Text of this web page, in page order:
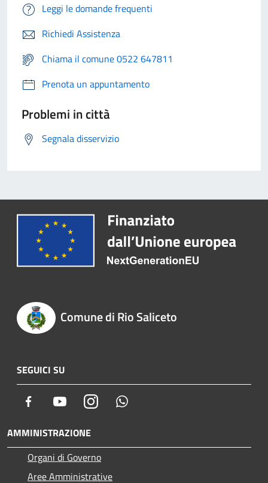
Leggi le domande frequenti
Richiedi Assistenza
Chiama il comune 0522 647811
Prenota un appuntamento
Problemi in città
Segnala disservizio
Comune di Rio Saliceto
SEGUICI SU
Facebook YoutubeInstagram
AMMINISTRAZIONE
Organi di Governo
Aree Amministrative